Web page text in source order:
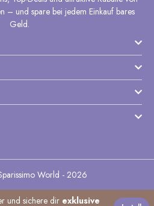
– und spare bei jedem Einkauf bares
Geld.
World - 2026
und sichere dir exklusive